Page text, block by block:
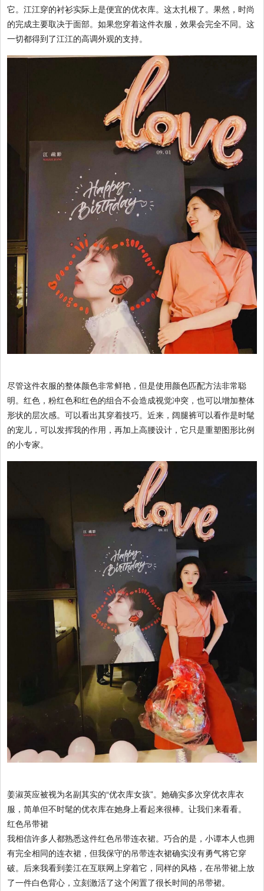
它。江江穿的衬衫实际上是便宜的优衣库。这太扎根了。果然，时尚
的完成主要取决于面部。如果您穿着这件衣服，效果会完全不同。这
一切都得到了江江的高调外观的支持。
尽管这件衣服的整体颜色非常鲜艳，但是使用颜色匹配方法非常聪
明。红色，粉红色和红色的组合不会造成视觉冲突，也可以增加整体
形状的层次感。可以看出其穿着技巧。近来，阔腿裤可以看作是时髦
的宠儿，可以发挥我的作用，再加上高腰设计，它只是重塑图形比例
的小专家。
姜淑英应被视为名副其实的“优衣库女孩”。她确实多次穿优衣库衣
服，简单但不时髦的优衣库在她身上看起来很棒。让我们来看看。
红色吊带裙
我相信许多人都熟悉这件红色吊带连衣裙。巧合的是，小谭本人也拥
有完全相同的连衣裙，但我保守的吊带连衣裙确实没有勇气将它穿
破。后来我看到姜江在互联网上穿着它，同样的风格，在吊带裙上放
了一件白色背心，立刻激活了这个闲置了很长时间的吊带裙。